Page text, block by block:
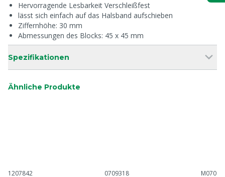
Hervorragende Lesbarkeit Verschleißfest
lässt sich einfach auf das Halsband aufschieben
Ziffernhöhe: 30 mm
Abmessungen des Blocks: 45 x 45 mm
Spezifikationen
Ähnliche Produkte
1207842 0709318